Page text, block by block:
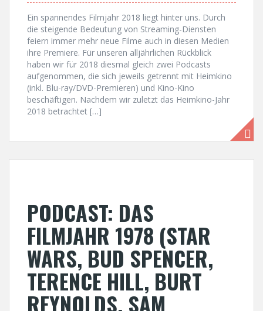
Ein spannendes Filmjahr 2018 liegt hinter uns. Durch
die steigende Bedeutung von Streaming-Diensten
feiern immer mehr neue Filme auch in diesen Medien
ihre Premiere. Für unseren alljährlichen Rückblick
haben wir für 2018 diesmal gleich zwei Podcasts
aufgenommen, die sich jeweils getrennt mit Heimkino
(inkl. Blu-ray/DVD-Premieren) und Kino-Kino
beschäftigen. Nachdem wir zuletzt das Heimkino-Jahr
2018 betrachtet […]
PODCAST: DAS
FILMJAHR 1978 (STAR
WARS, BUD SPENCER,
TERENCE HILL, BURT
REYNOLDS, SAM